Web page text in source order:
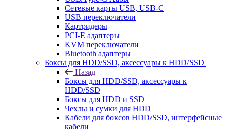
Сетевые карты USB, USB-C
USB переключатели
Картридеры
PCI-E адаптеры
KVM переключатели
Bluetooth адаптеры
Боксы для HDD/SSD, аксессуары к HDD/SSD
Назад
Боксы для HDD/SSD, аксессуары к
HDD/SSD
Боксы для HDD и SSD
Чехлы и сумки для HDD
Кабели для боксов HDD/SSD, интерфейсные
кабели